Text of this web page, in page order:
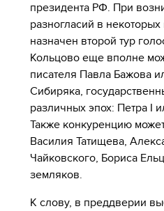
президента РФ. При
разногласий в
назначен второй тур
Кольцово еще вполне
писателя Павла Бажова
Сибиряка,
различных эпох: Петра I
Также конкуренцию
Василия Татищева,
Чайковского, Бориса
земляков.
К слову, в преддверии